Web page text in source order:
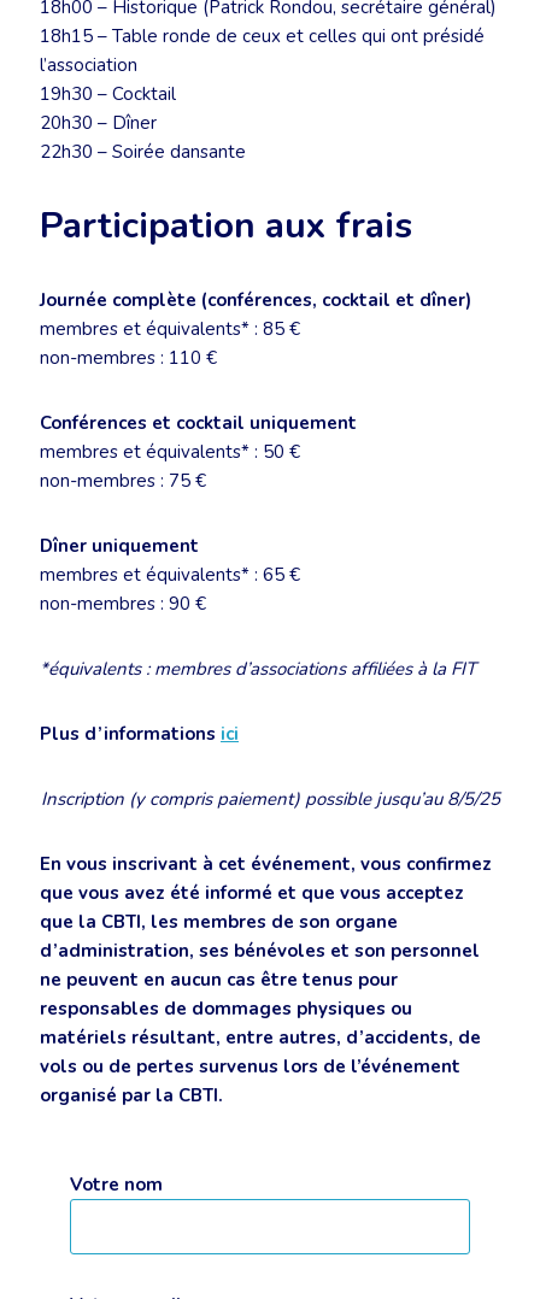
18h00 – Historique (Patrick Rondou, secrétaire général)
18h15 – Table ronde de ceux et celles qui ont présidé
l’association
19h30 – Cocktail
20h30 – Dîner
22h30 – Soirée dansante
Participation aux frais
Journée complète (conférences, cocktail et dîner)
membres et équivalents* : 85 €
non-membres : 110 €
Conférences et cocktail uniquement
membres et équivalents* : 50 €
non-membres : 75 €
Dîner uniquement
membres et équivalents* : 65 €
non-membres : 90 €
*équivalents : membres d’associations affiliées à la FIT
Plus d’informations ici
Inscription (y compris paiement) possible jusqu’au 8/5/25
En vous inscrivant à cet événement, vous confirmez
que vous avez été informé et que vous acceptez
que la CBTI, les membres de son organe
d’administration, ses bénévoles et son personnel
ne peuvent en aucun cas être tenus pour
responsables de dommages physiques ou
matériels résultant, entre autres, d’accidents, de
vols ou de pertes survenus lors de l’événement
organisé par la CBTI.
Votre nom